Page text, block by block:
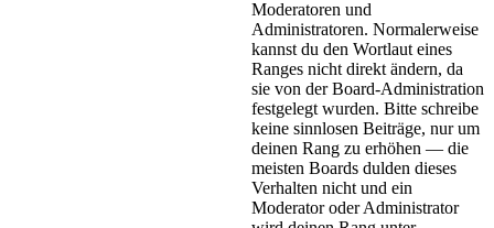
Moderatoren und
Administratoren. Normalerweise
kannst du den Wortlaut eines
Ranges nicht direkt ändern, da
sie von der Board-Administration
festgelegt wurden. Bitte schreibe
keine sinnlosen Beiträge, nur um
deinen Rang zu erhöhen — die
meisten Boards dulden dieses
Verhalten nicht und ein
Moderator oder Administrator